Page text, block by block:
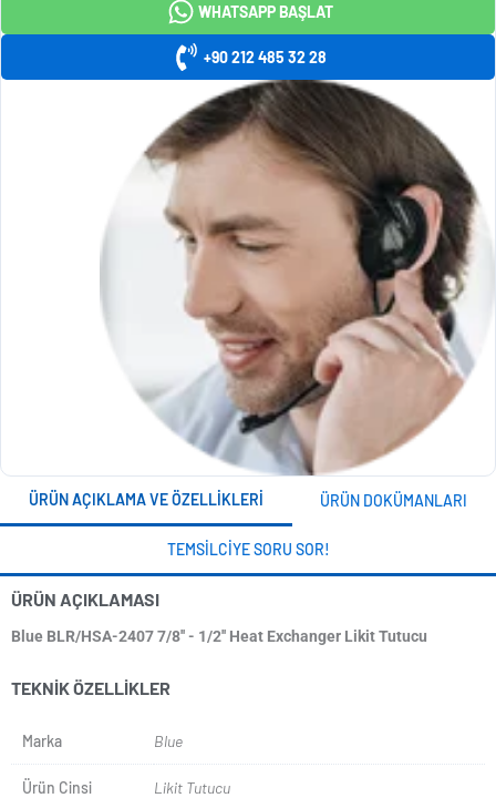
WHATSAPP BAŞLAT
+90 212 485 32 28
ÜRÜN AÇIKLAMA VE ÖZELLIKLERI ÜRÜN DOKÜMANLARI
TEMSILCIYE SORU SOR!
ÜRÜN AÇIKLAMASI
Blue BLR/HSA-2407 7/8'' - 1/2'' Heat Exchanger Likit Tutucu
TEKNIK ÖZELLIKLER
Marka Blue
Ürün Cinsi Likit Tutucu